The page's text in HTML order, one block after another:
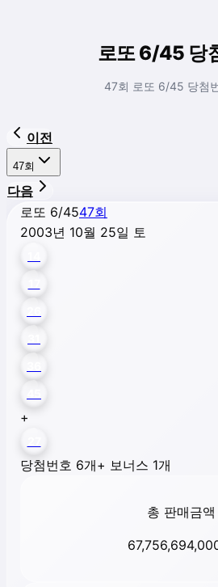
로또 6/45 당
47회 로또 6/45 당첨
이전
47회
다음
로또 6/4547회
2003년 10월 25일 토
+
당첨번호 6개+ 보너스 1개
총 판매금액